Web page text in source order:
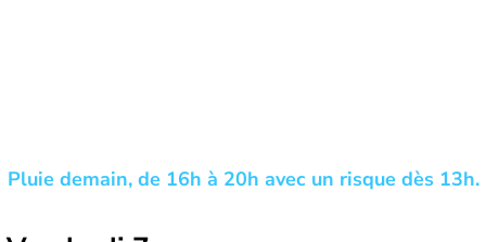
Pluie demain, de 16h à 20h avec un risque dès 13h.